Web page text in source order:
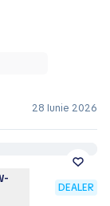
28 Iunie 2026
DEALER